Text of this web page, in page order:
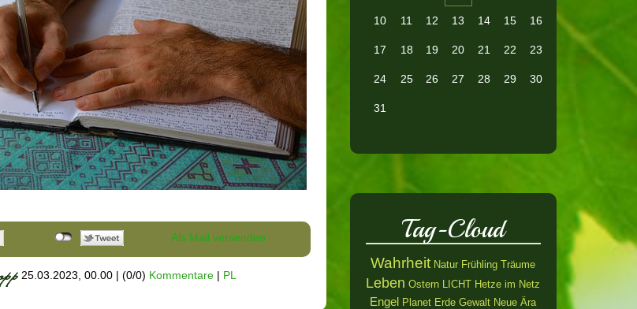
Als Mail versenden
25.03.2023, 00.00| (0/0) Kommentare| PL
10 11 12 13 14 15 16
17 18 19 20 21 22 23
24 25 26 27 28 29 30
31
Tag-Cloud
Wahrheit Natur Frühling Träume
Leben Ostern LICHT Hetze im Netz
Engel Planet Erde Gewalt Neue Ära